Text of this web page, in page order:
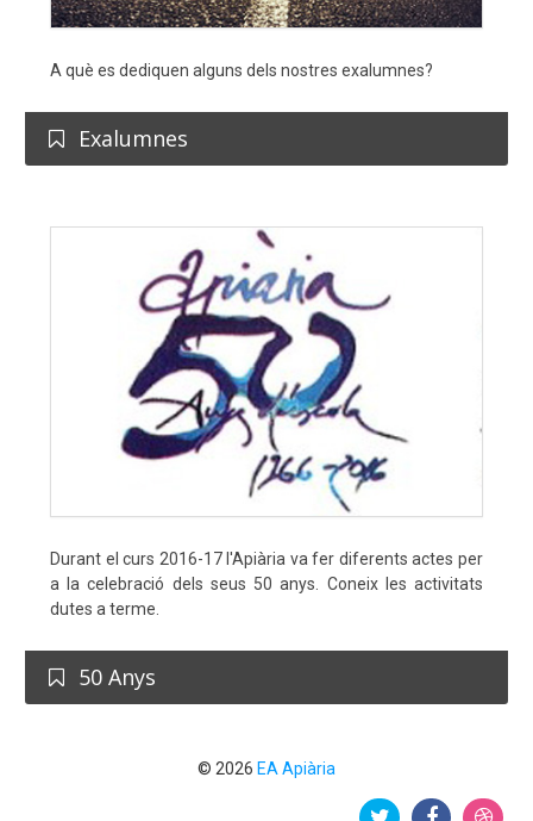
A què es dediquen alguns dels nostres exalumnes?
Exalumnes
Durant el curs 2016-17 l'Apiària va fer diferents actes per
a la celebració dels seus 50 anys. Coneix les activitats
dutes a terme.
50 Anys
© 2026 EA Apiària